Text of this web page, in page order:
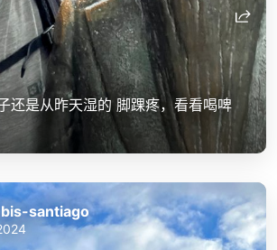
还是从昨天湿的 脚踝疼，看看喝啤
santiago